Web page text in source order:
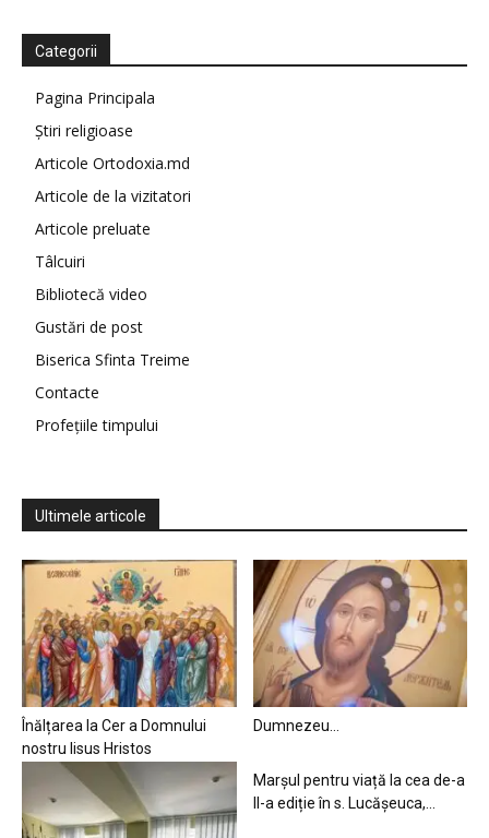
Categorii
Pagina Principala
Știri religioase
Articole Ortodoxia.md
Articole de la vizitatori
Articole preluate
Tâlcuiri
Bibliotecă video
Gustări de post
Biserica Sfinta Treime
Contacte
Profețiile timpului
Ultimele articole
Înălțarea la Cer a Domnului
nostru Iisus Hristos
Dumnezeu…
Marșul pentru viață la cea de-a
II-a ediție în s. Lucășeuca,...